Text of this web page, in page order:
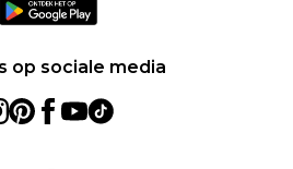
op sociale media